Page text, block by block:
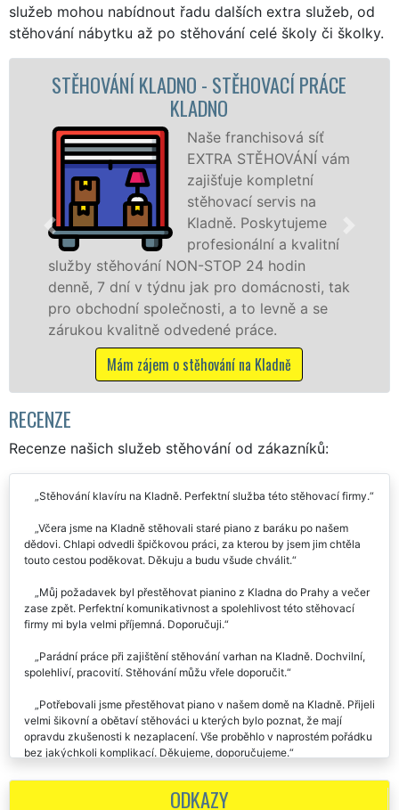
služeb mohou nabídnout řadu dalších extra služeb, od
stěhování nábytku až po stěhování celé školy či školky.
- STĚHOVACÍ PRÁCE
Naše franchisová síť
EXTRA STĚHOVÁNÍ vám
zajišťuje kompletní
stěhovací servis na
Kladně. Poskytujeme
profesionální a kvalitní
NON-STOP 24 hodin
týdnu jak pro domácnosti, tak
společnosti, a to levně a se
odvedené práce.
o stěhování na Kladně
služby
celém okresu
franchisové sítě
včetně
Mám
RECENZE
Recenze našich služeb stěhování od zákazníků:
Včera jsme na Kladně stěhovali staré piano z baráku po našem
dědovi. Chlapi odvedli špičkovou práci, za kterou by jsem jim chtěla
Můj požadavek byl přestěhovat pianino z Kladna do Prahy a večer
zase zpět. Perfektní komunikativnost a spolehlivost této stěhovací
Parádní práce při zajištění stěhování varhan na Kladně. Dochvilní,
Potřebovali jsme přestěhovat piano v našem domě na Kladně. Přijeli
velmi šikovní a obětaví stěhováci u kterých bylo poznat, že mají
opravdu zkušenosti k nezaplacení. Vše proběhlo v naprostém pořádku
Perfektní zajištění stěhování klavíru z Kladna. Bez chybičky,